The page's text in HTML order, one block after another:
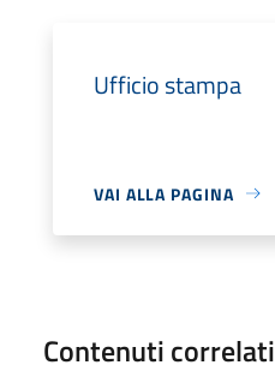
Ufficio stampa
VAI ALLA PAGINA
Contenuti correlati